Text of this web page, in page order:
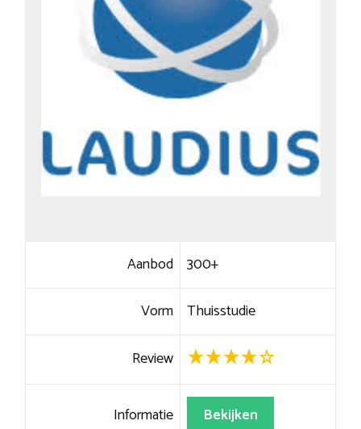
Aanbod 300+
Vorm Thuisstudie
Review
Informatie Bekijken